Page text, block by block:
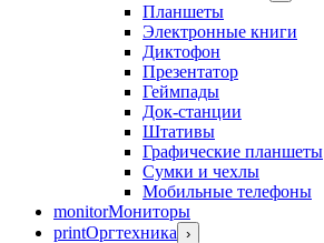
Планшеты
Электронные книги
Диктофон
Презентатор
Геймпады
Док-станции
Штативы
Графические планшеты
Сумки и чехлы
Мобильные телефоны
monitorМониторы
printОргтехника ›